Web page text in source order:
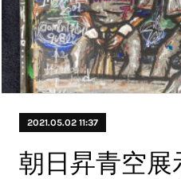
2021.05.02 11:37